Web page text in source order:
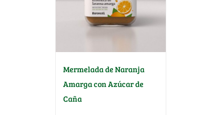
Mermelada de Naranja
Amarga con Azúcar de
Caña